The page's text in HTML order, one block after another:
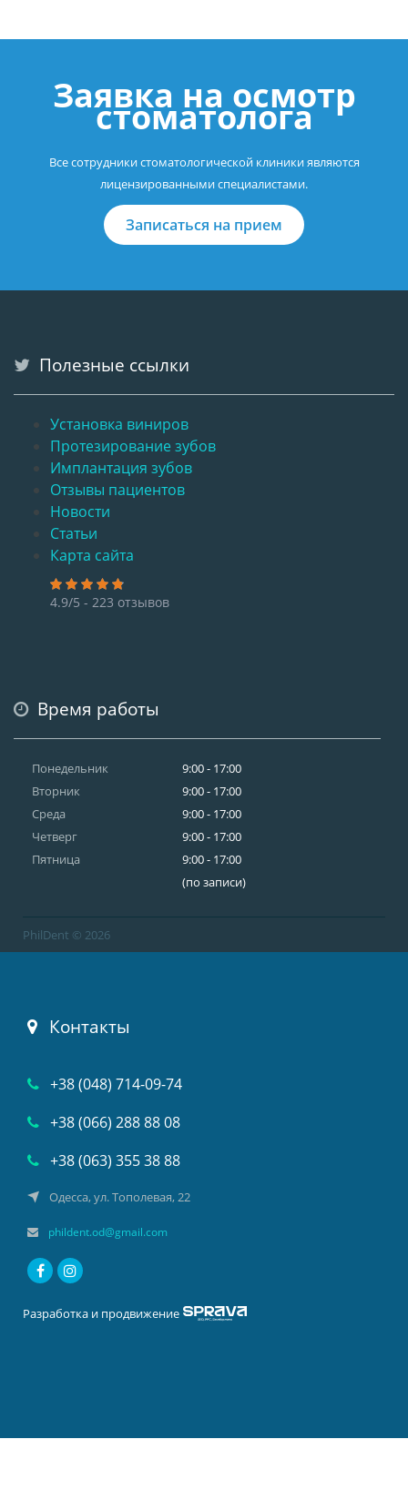
Заявка на осмотр
стоматолога
Все сотрудники стоматологической клиники являются
лицензированными специалистами.
Записаться на прием
Полезные ссылки
Установка виниров
Протезирование зубов
Имплантация зубов
Отзывы пациентов
Новости
Статьи
Карта сайта
4.9/5 - 223 отзывов
Время работы
Понедельник
Вторник
Среда
Четверг
Пятница
9:00 - 17:00
9:00 - 17:00
9:00 - 17:00
9:00 - 17:00
9:00 - 17:00
(по записи)
PhilDent © 2026
Контакты
+38 (048) 714-09-74
+38 (066) 288 88 08
+38 (063) 355 38 88
Одесса, ул. Тополевая, 22
phildent.od@gmail.com
Разработка и продвижение